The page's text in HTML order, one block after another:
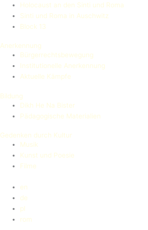
Holocaust an den Sinti und Roma
Sinti und Roma in Auschwitz
Block 13
Anerkennung
Bürgerrechtsbewegung
Institutionelle Anerkennung
Aktuelle Kämpfe
Bildung
Dikh He Na Bister
Pädagogische Materialien
Gedenken durch Kultur
Musik
Kunst und Poesie
Filme
en
de
pl
rom